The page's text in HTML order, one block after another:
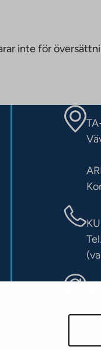
inte för